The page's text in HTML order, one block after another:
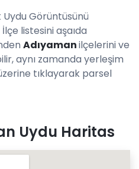
Uydu Görüntüsünü
listesini aşaıda
Adıyamanilçelerini ve
aynı zamanda yerleşim
tıklayarak parsel
Uydu Haritas